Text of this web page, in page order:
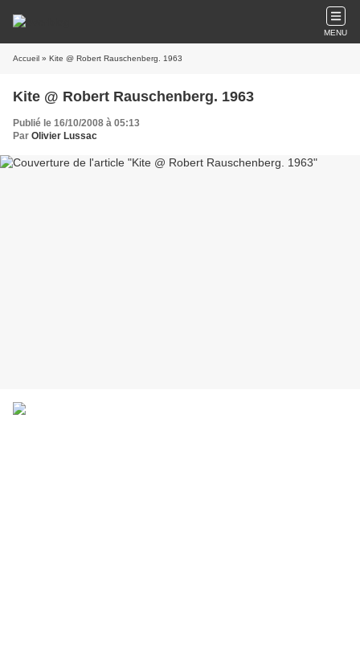
MENU
Accueil » Kite @ Robert Rauschenberg. 1963
Kite @ Robert Rauschenberg. 1963
Publié le 16/10/2008 à 05:13
Par Olivier Lussac